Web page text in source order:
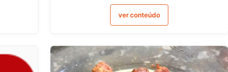
ver conteúdo